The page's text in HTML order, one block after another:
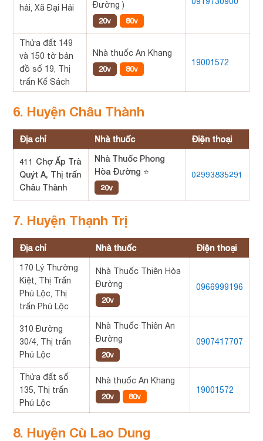
hải, Xã Đại Hải Đường )
20v 80v
Thửa đất 149
và 150 tờ bản
đồ số 19, Thị
trấn Kế Sách
Nhà thuốc An Khang
20v 80v
19001572
6. Huyện Châu Thành
Địa chỉ Nhà thuốc Điện thoại
411 Chợ Ấp Trà
Quýt A, Thị trấn
Châu Thành
Nhà Thuốc Phong
Hòa Đường ⭐
20v
02993835291
7. Huyện Thạnh Trị
Địa chỉ Nhà thuốc Điện thoại
170 Lý Thường
Kiệt, Thị Trấn
Phú Lộc, Thị
trấn Phú Lộc
Nhà Thuốc Thiên Hòa
Đường
20v
0966999196
310 Đường
30/4, Thị trấn
Phú Lộc
Nhà Thuốc Thiên An
Đường
20v
0907417707
Thửa đất số
135, Thị trấn
Phú Lộc
Nhà thuốc An Khang
20v 80v
19001572
8. Huyện Cù Lao Dung